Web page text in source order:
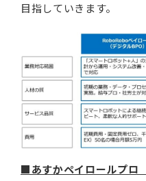
目指していきます。
■あすかペイロールプ